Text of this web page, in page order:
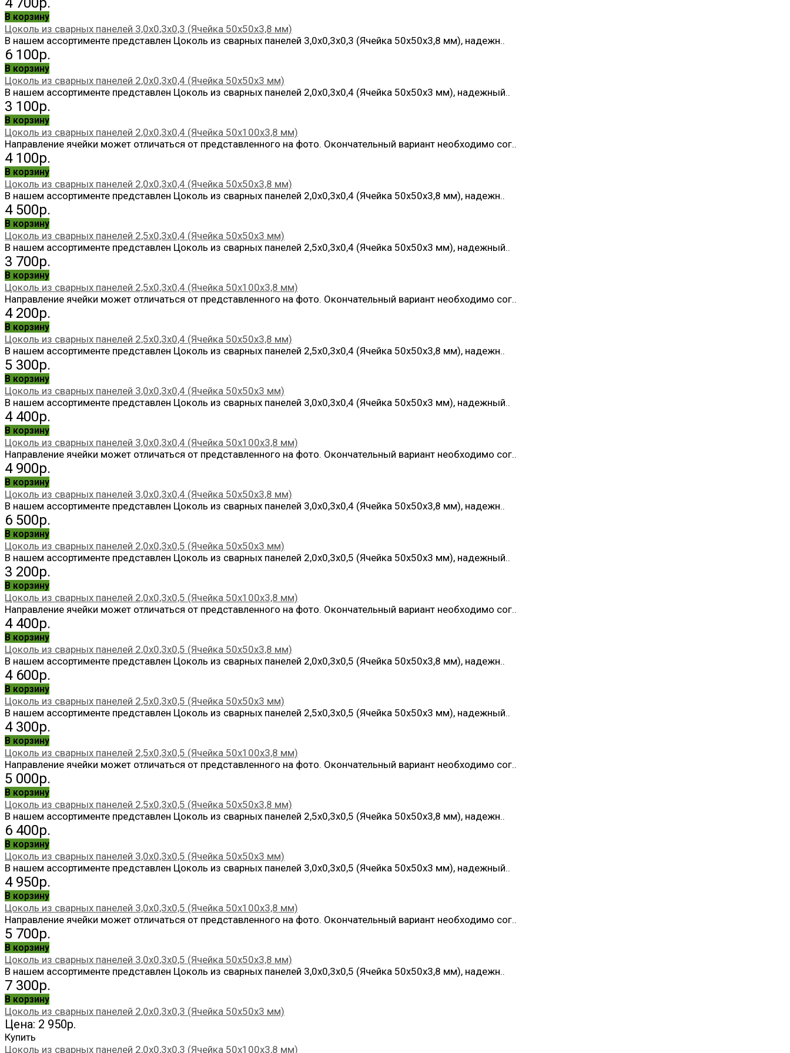
В корзину
Цоколь из сварных панелей 3,0х0,3х0,3 (Ячейка 50х50х3,8 мм)
В нашем ассортименте представлен Цоколь из сварных панелей 3,0х0,3х0,3 (Ячейка 50х50х3,8 мм), надежн..
6 100р.
В корзину
Цоколь из сварных панелей 2,0х0,3х0,4 (Ячейка 50х50х3 мм)
В нашем ассортименте представлен Цоколь из сварных панелей 2,0х0,3х0,4 (Ячейка 50х50х3 мм), надежный..
3 100р.
В корзину
Цоколь из сварных панелей 2,0х0,3х0,4 (Ячейка 50х100х3,8 мм)
Направление ячейки может отличаться от представленного на фото. Окончательный вариант необходимо сог..
4 100р.
В корзину
Цоколь из сварных панелей 2,0х0,3х0,4 (Ячейка 50х50х3,8 мм)
В нашем ассортименте представлен Цоколь из сварных панелей 2,0х0,3х0,4 (Ячейка 50х50х3,8 мм), надежн..
4 500р.
В корзину
Цоколь из сварных панелей 2,5х0,3х0,4 (Ячейка 50х50х3 мм)
В нашем ассортименте представлен Цоколь из сварных панелей 2,5х0,3х0,4 (Ячейка 50х50х3 мм), надежный..
3 700р.
В корзину
Цоколь из сварных панелей 2,5х0,3х0,4 (Ячейка 50х100х3,8 мм)
Направление ячейки может отличаться от представленного на фото. Окончательный вариант необходимо сог..
4 200р.
В корзину
Цоколь из сварных панелей 2,5х0,3х0,4 (Ячейка 50х50х3,8 мм)
В нашем ассортименте представлен Цоколь из сварных панелей 2,5х0,3х0,4 (Ячейка 50х50х3,8 мм), надежн..
5 300р.
В корзину
Цоколь из сварных панелей 3,0х0,3х0,4 (Ячейка 50х50х3 мм)
В нашем ассортименте представлен Цоколь из сварных панелей 3,0х0,3х0,4 (Ячейка 50х50х3 мм), надежный..
4 400р.
В корзину
Цоколь из сварных панелей 3,0х0,3х0,4 (Ячейка 50х100х3,8 мм)
Направление ячейки может отличаться от представленного на фото. Окончательный вариант необходимо сог..
4 900р.
В корзину
Цоколь из сварных панелей 3,0х0,3х0,4 (Ячейка 50х50х3,8 мм)
В нашем ассортименте представлен Цоколь из сварных панелей 3,0х0,3х0,4 (Ячейка 50х50х3,8 мм), надежн..
6 500р.
В корзину
Цоколь из сварных панелей 2,0х0,3х0,5 (Ячейка 50х50х3 мм)
В нашем ассортименте представлен Цоколь из сварных панелей 2,0х0,3х0,5 (Ячейка 50х50х3 мм), надежный..
3 200р.
В корзину
Цоколь из сварных панелей 2,0х0,3х0,5 (Ячейка 50х100х3,8 мм)
Направление ячейки может отличаться от представленного на фото. Окончательный вариант необходимо сог..
4 400р.
В корзину
Цоколь из сварных панелей 2,0х0,3х0,5 (Ячейка 50х50х3,8 мм)
В нашем ассортименте представлен Цоколь из сварных панелей 2,0х0,3х0,5 (Ячейка 50х50х3,8 мм), надежн..
4 600р.
В корзину
Цоколь из сварных панелей 2,5х0,3х0,5 (Ячейка 50х50х3 мм)
В нашем ассортименте представлен Цоколь из сварных панелей 2,5х0,3х0,5 (Ячейка 50х50х3 мм), надежный..
4 300р.
В корзину
Цоколь из сварных панелей 2,5х0,3х0,5 (Ячейка 50х100х3,8 мм)
Направление ячейки может отличаться от представленного на фото. Окончательный вариант необходимо сог..
5 000р.
В корзину
Цоколь из сварных панелей 2,5х0,3х0,5 (Ячейка 50х50х3,8 мм)
В нашем ассортименте представлен Цоколь из сварных панелей 2,5х0,3х0,5 (Ячейка 50х50х3,8 мм), надежн..
6 400р.
В корзину
Цоколь из сварных панелей 3,0х0,3х0,5 (Ячейка 50х50х3 мм)
В нашем ассортименте представлен Цоколь из сварных панелей 3,0х0,3х0,5 (Ячейка 50х50х3 мм), надежный..
4 950р.
В корзину
Цоколь из сварных панелей 3,0х0,3х0,5 (Ячейка 50х100х3,8 мм)
Направление ячейки может отличаться от представленного на фото. Окончательный вариант необходимо сог..
5 700р.
В корзину
Цоколь из сварных панелей 3,0х0,3х0,5 (Ячейка 50х50х3,8 мм)
В нашем ассортименте представлен Цоколь из сварных панелей 3,0х0,3х0,5 (Ячейка 50х50х3,8 мм), надежн..
7 300р.
В корзину
Цоколь из сварных панелей 2,0х0,3х0,3 (Ячейка 50х50х3 мм)
Цена: 2 950р.
Купить
Цоколь из сварных панелей 2,0х0,3х0,3 (Ячейка 50х100х3,8 мм)